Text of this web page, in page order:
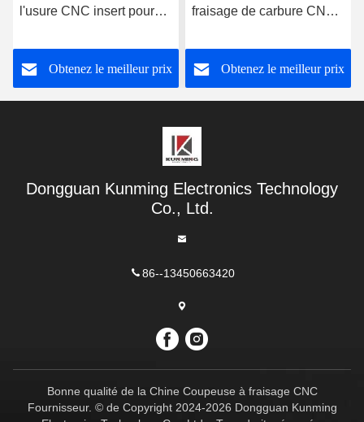
fraisage de carbure CNC
pour l'acier
Obtenez le meilleur prix
CNC inserts de fraisage
acier au tungstène et le
broyeurObtenez le meilleur prix
Dongguan Kunming Electronics Technology
Co., Ltd.
86--13450663420
Bonne qualité de la Chine Coupeuse à fraisage CNC
Fournisseur. © de Copyright 2024-2026 Dongguan Kunming